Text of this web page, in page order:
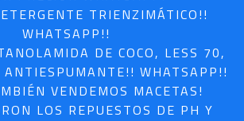
TRIENZIMÁTICO!!
WHATSAPP!!
DE COCO, LESS 70,
WHATSAPP!!
VENDEMOS MACETAS!
LOS REPUESTOS DE PH Y